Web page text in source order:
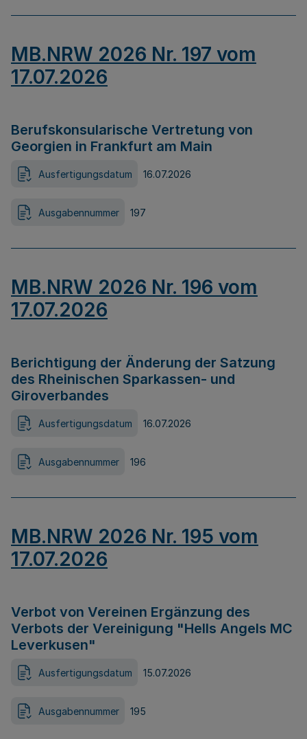
MB.NRW 2026 Nr. 197 vom
17.07.2026
Berufskonsularische Vertretung von
Georgien in Frankfurt am Main
Ausfertigungsdatum 16.07.2026
Ausgabennummer 197
MB.NRW 2026 Nr. 196 vom
17.07.2026
Berichtigung der Änderung der Satzung
des Rheinischen Sparkassen- und
Giroverbandes
Ausfertigungsdatum 16.07.2026
Ausgabennummer 196
MB.NRW 2026 Nr. 195 vom
17.07.2026
Verbot von Vereinen Ergänzung des
Verbots der Vereinigung "Hells Angels MC
Leverkusen"
Ausfertigungsdatum 15.07.2026
Ausgabennummer 195